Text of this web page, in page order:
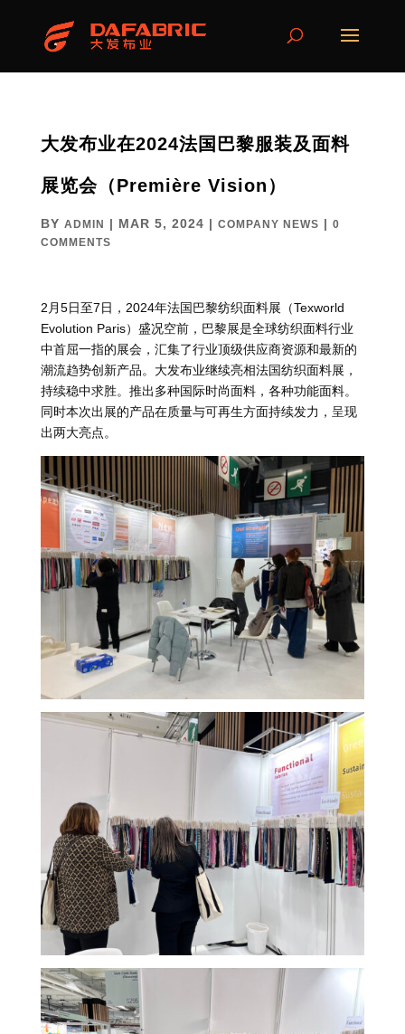
大发布业在2024法国巴黎服装及面料
展览会（Première Vision）
BY ADMIN | MAR 5, 2024 | COMPANY NEWS | 0
COMMENTS
2月5日至7日，2024年法国巴黎纺织面料展（Texworld
Evolution Paris）盛况空前，巴黎展是全球纺织面料行业
中首屈一指的展会，汇集了行业顶级供应商资源和最新的
潮流趋势创新产品。大发布业继续亮相法国纺织面料展，
持续稳中求胜。推出多种国际时尚面料，各种功能面料。
同时本次出展的产品在质量与可再生方面持续发力，呈现
出两大亮点。